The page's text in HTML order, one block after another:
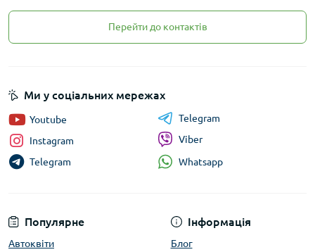
Перейти до контактів
Популярне
Автоквіти
Інформація
Блог
Ми у соціальних мережах
Youtube
Instagram
Telegram
Telegram
Viber
Whatsapp